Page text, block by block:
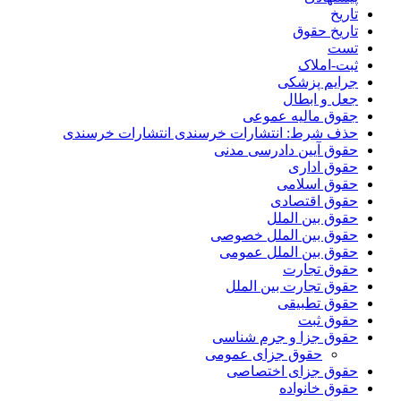
تاریخ
تاریخ حقوق
تست
ثبت-املاک
جرایم پزشکی
جعل و ابطال
جقوق مالیه عموعی
حذف شرط: انتشارات خرسندی انتشارات خرسندی
حقوق آیین دادرسی مدنی
حقوق اداری
حقوق اسلامی
حقوق اقتصادی
حقوق بین الملل
حقوق بین الملل خصوصی
حقوق بین الملل عمومی
حقوق تجارت
حقوق تجارت بین الملل
حقوق تطبیقی
حقوق ثبت
حقوق جزا و جرم شناسی
حقوق جزای عمومی
حقوق جزای اختصاصی
حقوق خانواده